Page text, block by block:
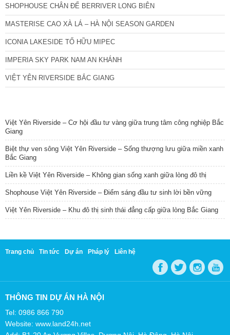
SHOPHOUSE CHÂN ĐẾ BERRIVER LONG BIÊN
MASTERISE CAO XÀ LÁ – HÀ NỘI SEASON GARDEN
ICONIA LAKESIDE TỐ HỮU MIPEC
IMPERIA SKY PARK NAM AN KHÁNH
VIỆT YÊN RIVERSIDE BẮC GIANG
Việt Yên Riverside – Cơ hội đầu tư vàng giữa trung tâm công nghiệp Bắc
Giang
Biệt thự ven sông Việt Yên Riverside – Sống thượng lưu giữa miền xanh
Bắc Giang
Liền kề Việt Yên Riverside – Không gian sống xanh giữa lòng đô thị
Shophouse Việt Yên Riverside – Điểm sáng đầu tư sinh lời bền vững
Việt Yên Riverside – Khu đô thị sinh thái đẳng cấp giữa lòng Bắc Giang
Trang chủ Tin tức Dự án Pháp lý Liên hệ
THÔNG TIN DỰ ÁN HÀ NỘI
Tel: 0986 866 790
Website: www.land24h.net